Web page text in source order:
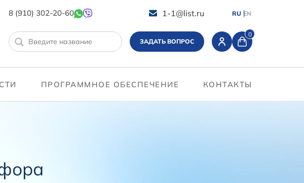
8 (910) 302-20-60 1-1@list.ru RU EN
ЗАДАТЬ ВОПРОС
0
ПРОГРАММНОЕ ОБЕСПЕЧЕНИЕ КОНТАКТЫ